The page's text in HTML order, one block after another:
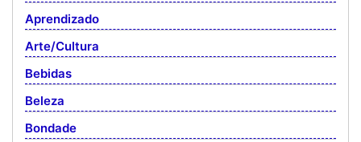
Aprendizado
Arte/Cultura
Bebidas
Beleza
Bondade